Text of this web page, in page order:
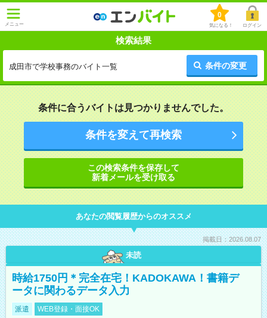
メニュー
0
気になる！ ログイン
検索結果
成田市で学校事務のバイト一覧 条件の変更
条件に合うバイトは見つかりませんでした。
条件を変えて再検索
この検索条件を保存して
新着メールを受け取る
あなたの閲覧履歴からのオススメ
掲載日：2026.08.07
未読
時給1750円＊完全在宅！KADOKAWA！書籍デ
ータに関わるデータ入力
派遣 WEB登録・面接OK